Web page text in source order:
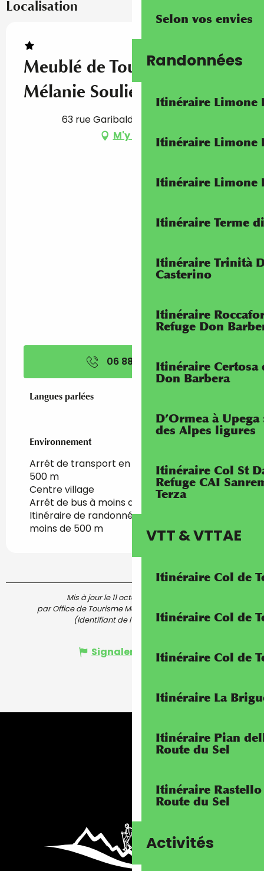
Selon vos envies
Randonnées
Itinéraire Limone
Itinéraire Limone
Itinéraire Limone
Itinéraire Terme
Itinéraire Trinità
Casterino
Itinéraire
Refuge Don
Itinéraire Certosa
Don Barbera
D’Ormea à
des Alpes ligures
Itinéraire Col St
Refuge CAI
Terza
VTT & VTTAE
Itinéraire Col de
Itinéraire Col de
Itinéraire Col de
Itinéraire La
Itinéraire Pian
Route du Sel
Itinéraire
Route du Sel
Activités
Localisation
Meublé de Tourisme
Mélanie Soulié
63 rue Garibaldi, 06500 Gorbio
M'y rendre
06 88 10 44▒▒
Langues parlées
Langues parlées
Environnement
Environnement
Arrêt de transport en commun à moins de
500 m
Centre village
Arrêt de bus à moins de 500 m
Itinéraire de randonnée pédestre balisé à
moins de 500 m
Mis à jour le 11 octobre 2023 à 09:54
par Office de Tourisme Menton, Riviera & Merveilles
(Identifiant de l'offre :
6348987)
Signaler une erreur